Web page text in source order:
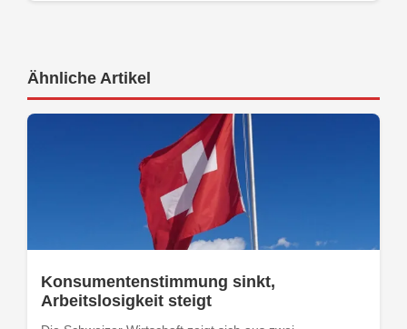
Ähnliche Artikel
Konsumentenstimmung sinkt,
Arbeitslosigkeit steigt